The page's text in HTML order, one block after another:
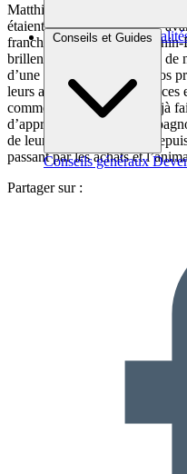
Brèves et actus
Conseils et Guides
Conseils généraux
Matthieu Miroux et Jean-
étaient clients de la marque
franchise LDLC.com à Hénin-
brillent quand on leur parle de
d’une réelle affinité pour nos
leurs aptitudes et compétences
commerce, ce qu’ils ont déjà
d’apprendre. Et les
de leur vie de
,
passant par les achats et
Partager sur :